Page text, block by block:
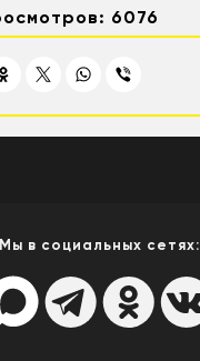
6076
Мы в социальных сетях: